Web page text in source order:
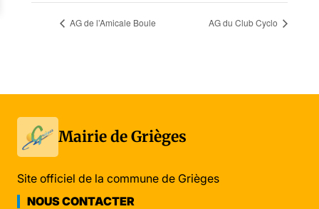
AG de l’Amicale Boule AG du Club Cyclo
Mairie de Grièges
Site officiel de la commune de Grièges
NOUS CONTACTER